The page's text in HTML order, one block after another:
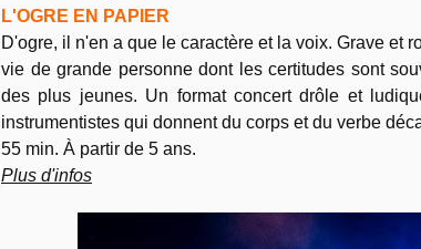
L'OGRE EN PAPIER
D'ogre, il n'en a que le caractère et la voix. Grave et
vie de grande personne dont les certitudes sont
des plus jeunes. Un format concert drôle et
instrumentistes qui donnent du corps et du verbe
55 min. À partir de 5 ans.
Plus d'infos